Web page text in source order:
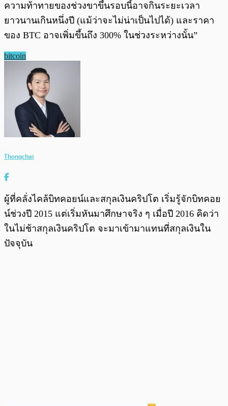
ความท้าทายของช่วงขาขึ้นรอบนี้อาจกินระยะเวลา
ยาวนานเกินหนึ่งปี (แม้ว่าจะไม่น่าเป็นไปได้) และราคา
ของ BTC อาจเพิ่มขึ้นถึง 300% ในช่วงระหว่างนั้น”
bitcoin
Thongchai
ผู้ที่คลั่งไคล้บิทคอยน์และสกุลเงินคริปโต เริ่มรู้จักบิทคอย
น์ช่วงปี 2015 แต่เริ่มหันมาศึกษาจริง ๆ เมื่อปี 2016 คิดว่า
ในไม่ช้าสกุลเงินคริปโต จะมาเข้ามาแทนที่สกุลเงินใน
ปัจจุบัน